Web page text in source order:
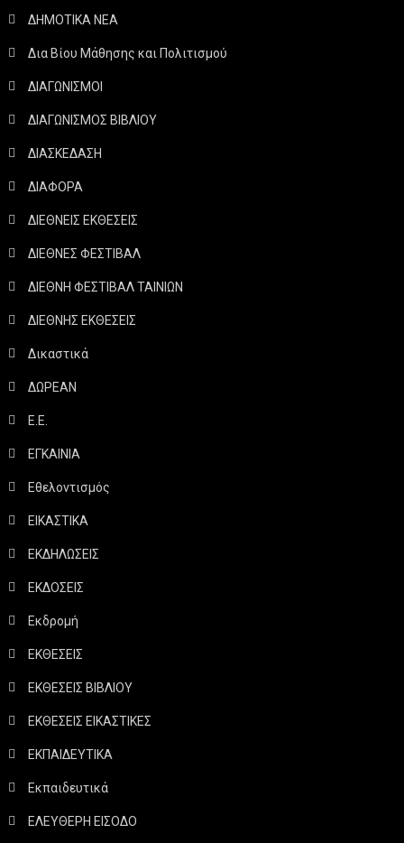
ΔΗΜΟΤΙΚΑ ΝΕΑ
Δια Βίου Μάθησης και Πολιτισμού
ΔΙΑΓΩΝΙΣΜΟΙ
ΔΙΑΓΩΝΙΣΜΟΣ ΒΙΒΛΙΟΥ
ΔΙΑΣΚΕΔΑΣΗ
ΔΙΑΦΟΡΑ
ΔΙΕΘΝΕΙΣ ΕΚΘΕΣΕΙΣ
ΔΙΕΘΝΕΣ ΦΕΣΤΙΒΑΛ
ΔΙΕΘΝΗ ΦΕΣΤΙΒΑΛ ΤΑΙΝΙΩΝ
ΔΙΕΘΝΗΣ ΕΚΘΕΣΕΙΣ
Δικαστικά
ΔΩΡΕΑΝ
Ε.Ε.
ΕΓΚΑΙΝΙΑ
Εθελοντισμός
ΕΙΚΑΣΤΙΚΑ
ΕΚΔΗΛΩΣΕΙΣ
ΕΚΔΟΣΕΙΣ
Εκδρομή
ΕΚΘΕΣΕΙΣ
ΕΚΘΕΣΕΙΣ ΒΙΒΛΙΟΥ
ΕΚΘΕΣΕΙΣ ΕΙΚΑΣΤΙΚΕΣ
ΕΚΠΑΙΔΕΥΤΙΚΑ
Εκπαιδευτικά
ΕΛΕΥΘΕΡΗ ΕΙΣΟΔΟ